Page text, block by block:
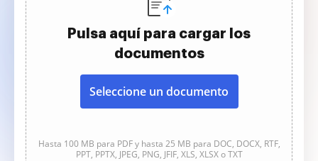
Pulsa aquí para cargar los
documentos
Seleccione un documento
Hasta 100 MB para PDF y hasta 25 MB para DOC, DOCX, RTF,
PPT, PPTX, JPEG, PNG, JFIF, XLS, XLSX o TXT